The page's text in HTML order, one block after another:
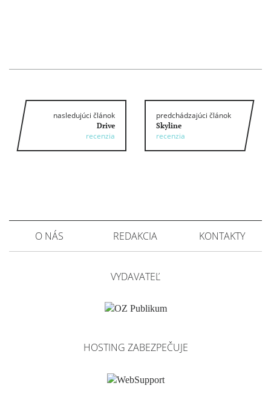
nasledujúci článok
Drive
recenzia
predchádzajúci článok
Skyline
recenzia
O NÁS REDAKCIA KONTAKTY
VYDAVATEĽ
HOSTING ZABEZPEČUJE